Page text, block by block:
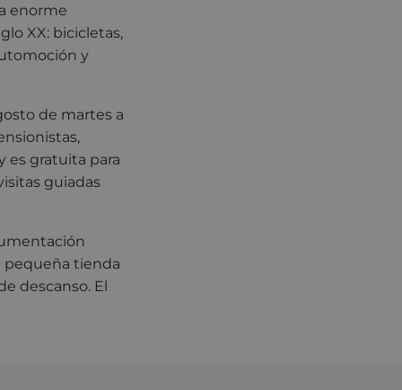
enorme
XX: bicicletas,
y
de martes a
es gratuita para
guiadas
pequeña tienda
descanso. El